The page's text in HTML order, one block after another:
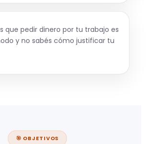
que pedir dinero por tu trabajo es
y no sabés cómo justificar tu
🎯 OBJETIVOS